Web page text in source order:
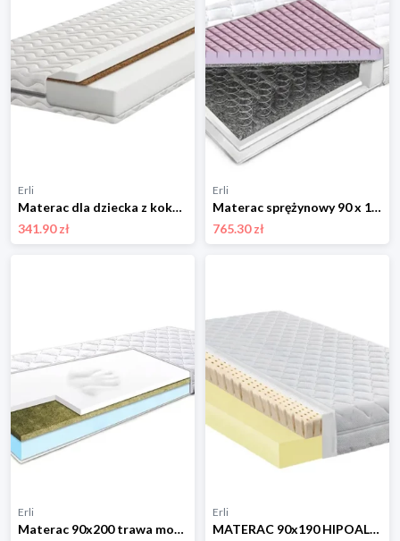
Erli
Materac dla dziecka z kokosem 12 cm H3 90x200 cm
341.90 zł
Erli
Materac sprężynowy 90 x 160 pianka masująca kostka
765.30 zł
Erli
Materac 90x200 trawa morska Visco Memory 10cm
Erli
MATERAC 90x190 HIPOALERGICZNY Z LATEKSEM 14CM H2H3